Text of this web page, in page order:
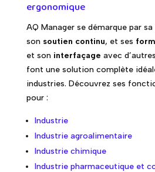
ergonomique
AQ Manager se démarque par sa
son soutien continu, et ses
et son interfaçage avec
font une solution complète
industries. Découvrez ses
pour :
Industrie
Industrie agroalimentaire
Industrie chimique
Industrie pharmaceutique et